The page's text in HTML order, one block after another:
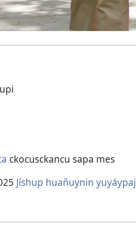
ckocusckancu sapa mes
Jíshup huañuynin yuyáypaj